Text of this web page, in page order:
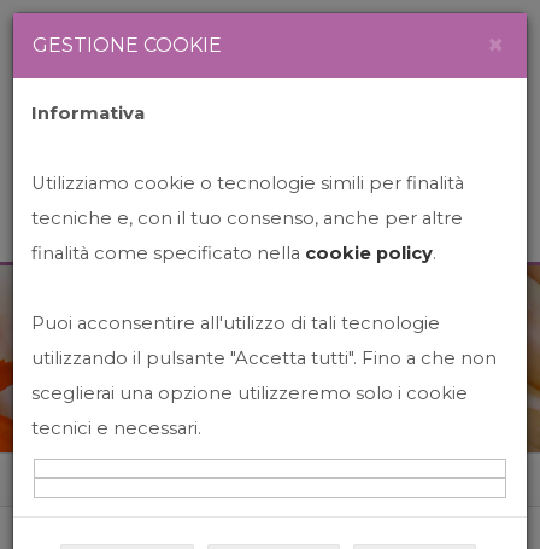
News&Events
Home News&events
GESTIONE COOKIE ×
Informativa
Utilizziamo cookie o tecnologie simili per finalità
tecniche e, con il tuo consenso, anche per altre
finalità come specificato nella cookie policy.
Puoi acconsentire all'utilizzo di tali tecnologie
utilizzando il pulsante "Accetta tutti". Fino a che non
sceglierai una opzione utilizzeremo solo i cookie
tecnici e necessari.